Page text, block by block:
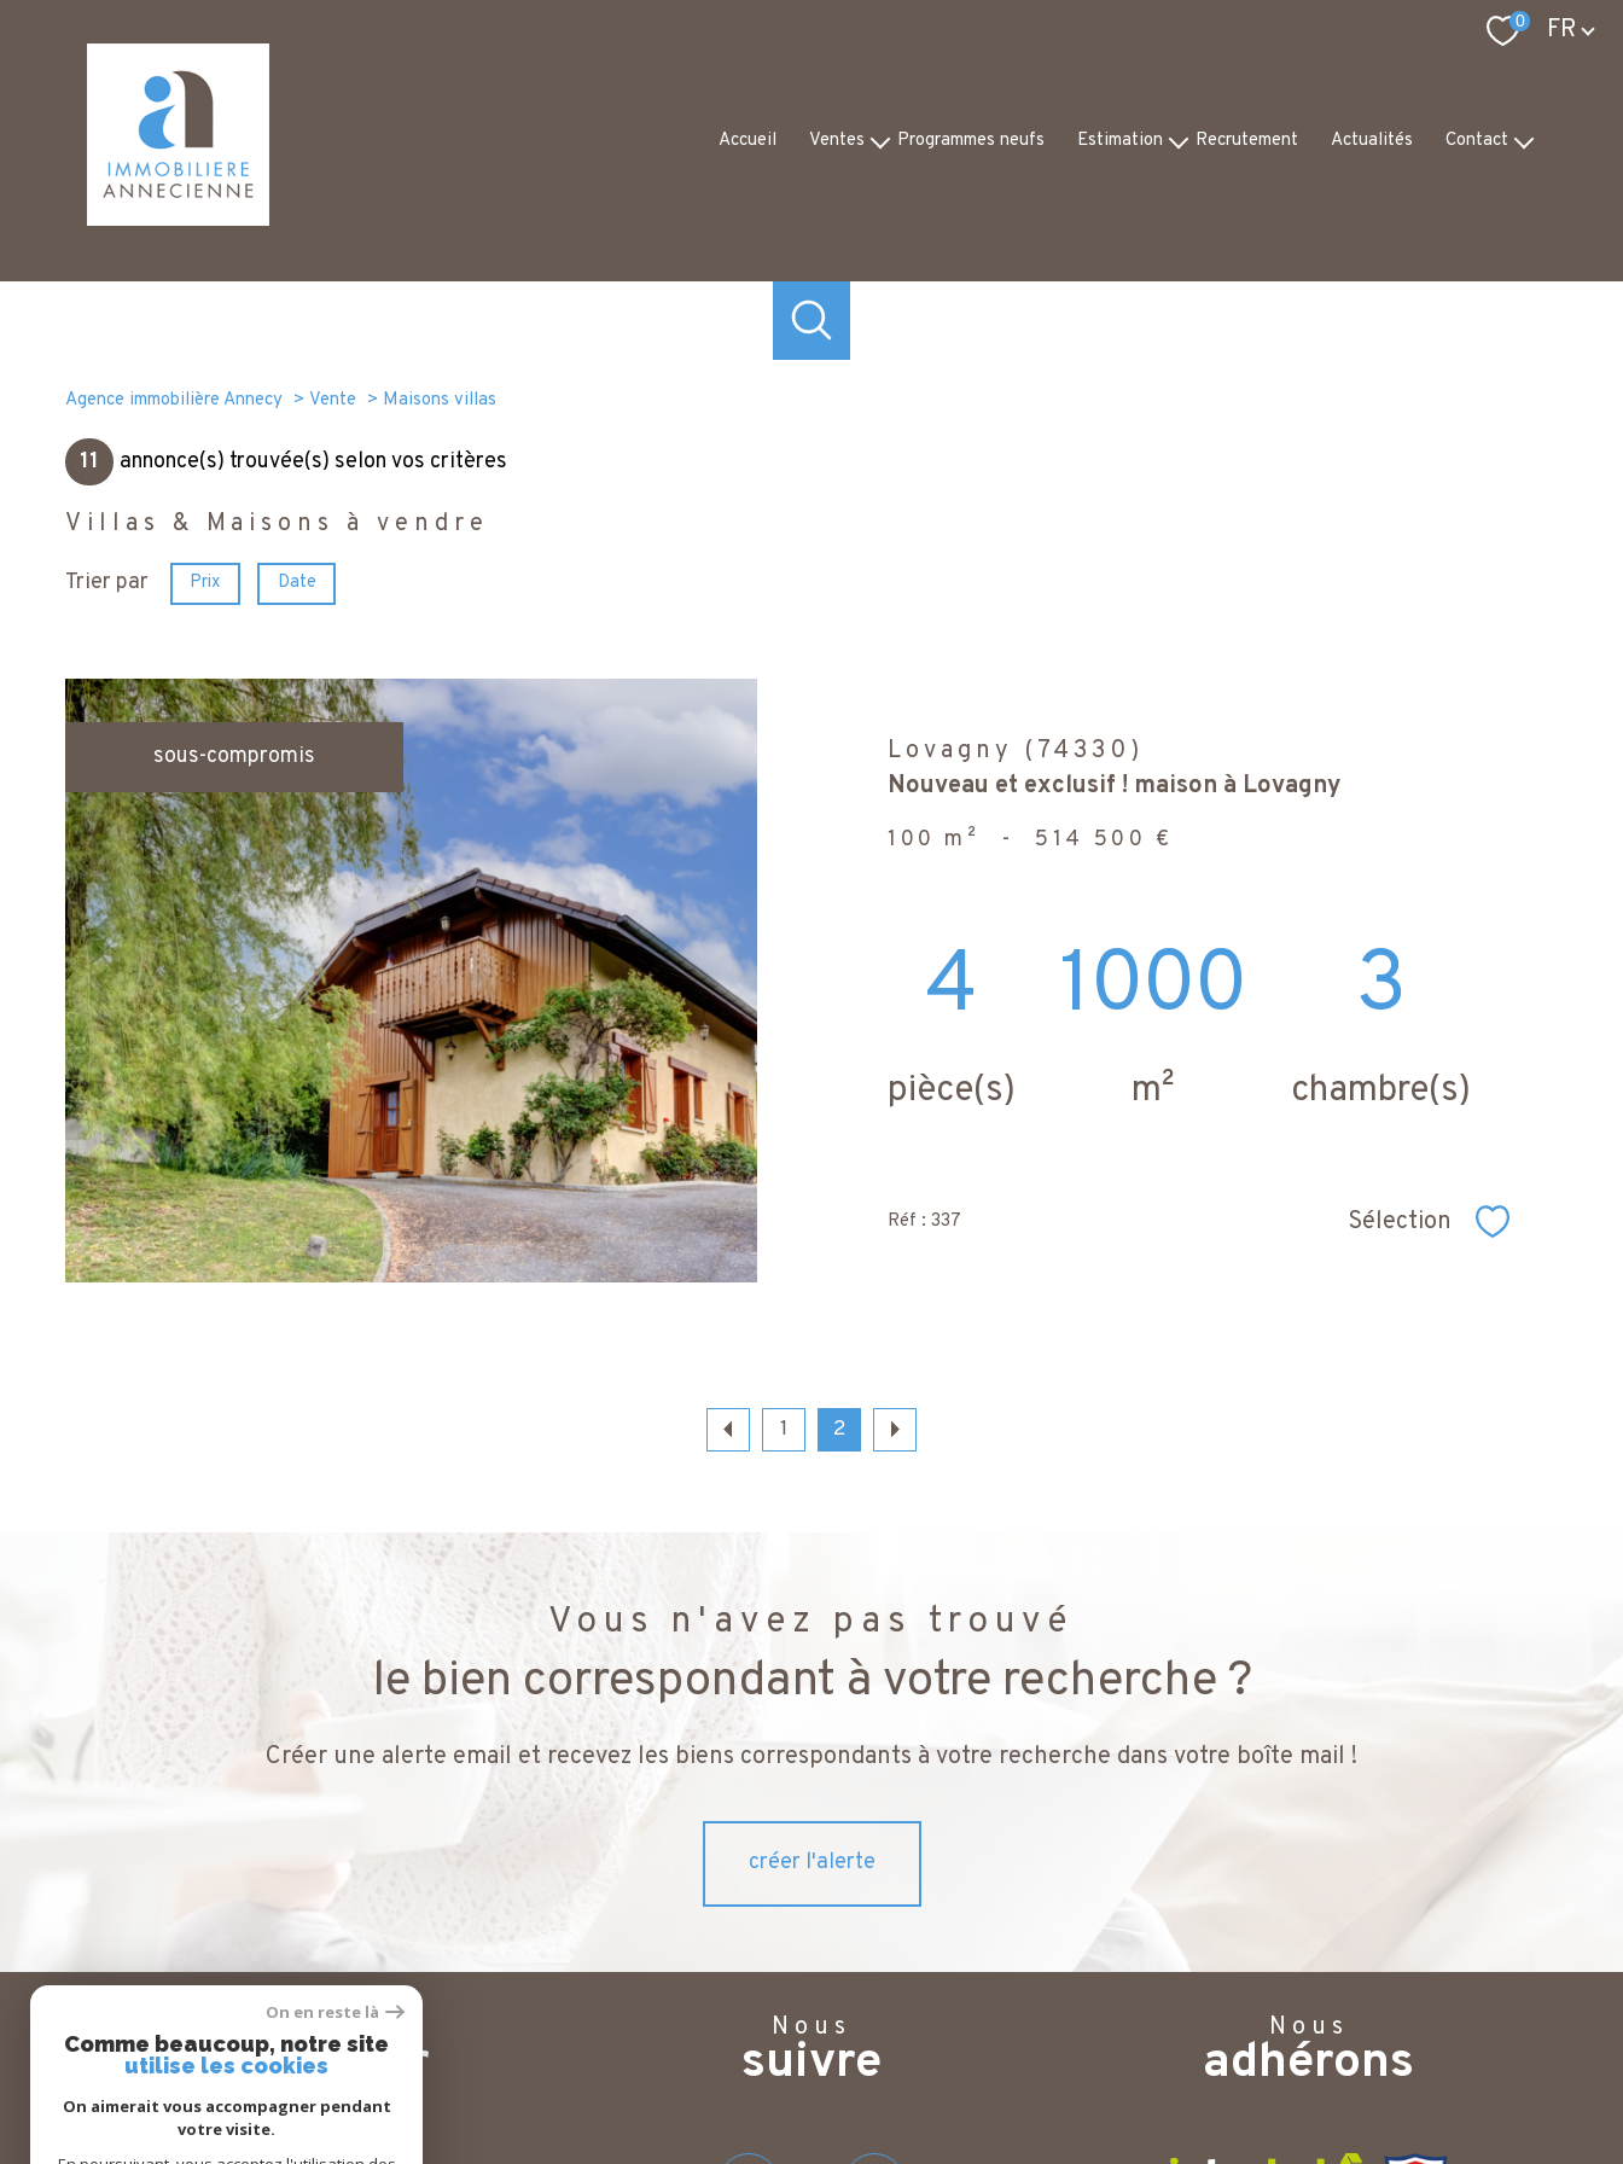
0 Langue
FR
Accueil Ventes
Autres
Programmes neufs Estimation Recrutement Actualités Contact
Agence immobilière Annecy Vente Maisons villas
11 annonce(s) trouvée(s) selon vos critères
Villas & Maisons à vendre
Trier par Prix Date
sous-compromis
voir le
bien
Lovagny (74330)
Nouveau et exclusif ! maison à Lovagny
100 m² - 514 500 €
4
pièce(s)
1000
m²
3
chambre(s)
Réf : 337 Sélection Sélectionner
1 2
Vous n'avez pas trouvé
le bien correspondant à votre recherche ?
Créer une alerte email et recevez les biens correspondants à votre recherche dans votre boîte mail !
créer l'alerte
Se
connecter
Nous
suivre
Nous
adhérons
On en reste là
Comme beaucoup, notre site
utilise les cookies
On aimerait vous accompagner pendant
votre visite.